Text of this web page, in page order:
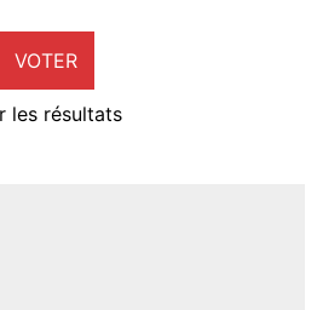
VOTER
les résultats